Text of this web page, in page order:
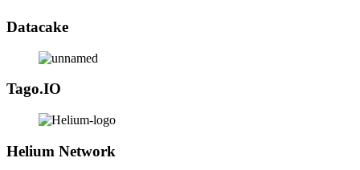
Datacake
Tago.IO
Helium Network